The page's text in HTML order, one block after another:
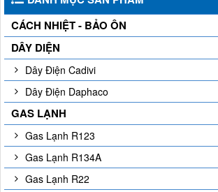
CÁCH NHIỆT - BẢO ÔN
DÂY DIỆN
Dây Điện Cadivi
Dây Điện Daphaco
GAS LẠNH
Gas Lạnh R123
Gas Lạnh R134A
Gas Lạnh R22